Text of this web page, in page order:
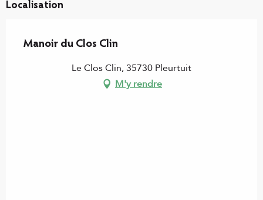
Localisation
Manoir du Clos Clin
Le Clos Clin, 35730 Pleurtuit
M'y rendre